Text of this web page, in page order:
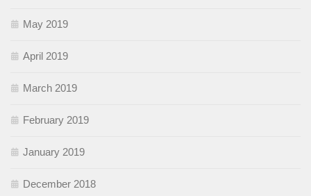
May 2019
April 2019
March 2019
February 2019
January 2019
December 2018